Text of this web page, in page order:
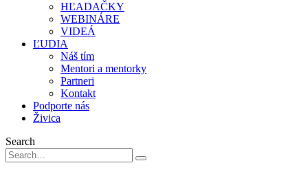
HĽADAČKY
WEBINÁRE
VIDEÁ
ĽUDIA
Náš tím
Mentori a mentorky
Partneri
Kontakt
Podporte nás
Živica
Search